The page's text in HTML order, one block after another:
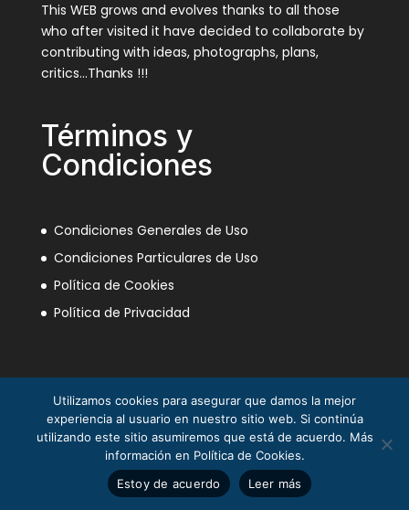
This WEB grows and evolves thanks to all those
who after visited it have decided to collaborate by
contributing with ideas, photographs, plans,
critics…Thanks !!!
Términos y
Condiciones
Condiciones Generales de Uso
Condiciones Particulares de Uso
Política de Cookies
Política de Privacidad
La Mili en el Sáhara ® Juan Piqueras 2003-2013
© Asociación Nacional Veteranos Mili Sáhara 2025
Utilizamos cookies para asegurar que damos la mejor
experiencia al usuario en nuestro sitio web. Si continúa
utilizando este sitio asumiremos que está de acuerdo. Más
información en Política de Cookies.
Estoy de acuerdo
Leer más